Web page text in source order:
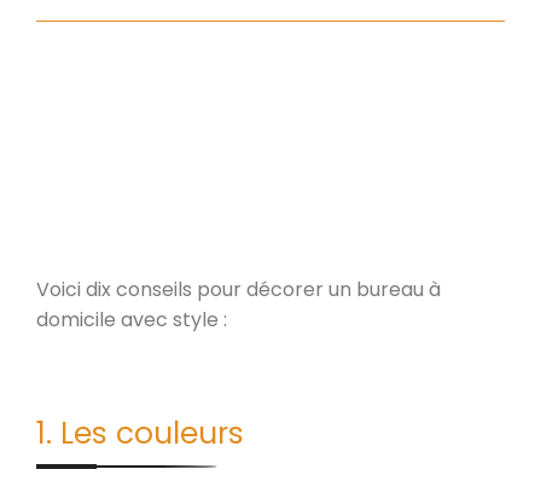
Voici dix conseils pour décorer un bureau à
domicile avec style :
1. Les couleurs